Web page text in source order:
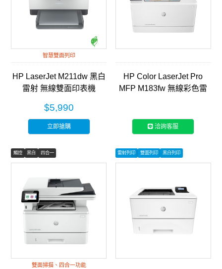
智慧雙面列印
HP LaserJet M211dw 黑白
雷射 無線雙面印表機
$5,990
立即搶購
HP Color LaserJet Pro
MFP M183fw 無線彩色雷
洽詢客服
觸控 黑白 四合一
雙面掃描、四合一功能
雷射列印 雙面列印 黑白列印